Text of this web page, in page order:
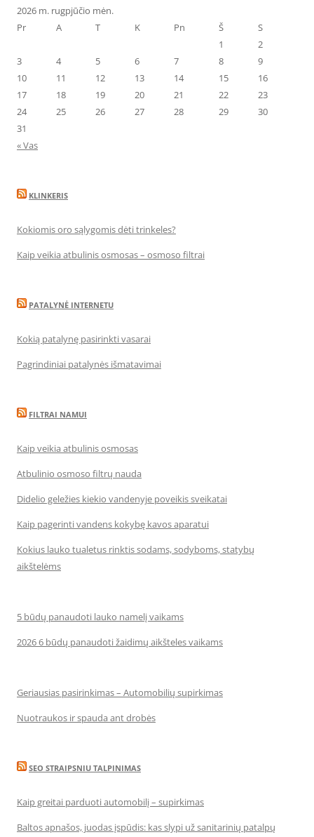
2026 m. rugpjūčio mėn.
Pr
A T K Pn Š
S
1
2
3
4 5 6 7 8
9
10
11 12 13 14 15
16
17
18 19 20 21 22
23
24
25 26 27 28 29
30
31
« Vas
KLINKERIS
Kokiomis oro sąlygomis dėti trinkeles?
Kaip veikia atbulinis osmosas – osmoso filtrai
PATALYNĖ INTERNETU
Kokią patalynę pasirinkti vasarai
Pagrindiniai patalynės išmatavimai
FILTRAI NAMUI
Kaip veikia atbulinis osmosas
Atbulinio osmoso filtrų nauda
Didelio geležies kiekio vandenyje poveikis sveikatai
Kaip pagerinti vandens kokybę kavos aparatui
Kokius lauko tualetus rinktis sodams, sodyboms, statybų
aikštelėms
5 būdų panaudoti lauko namelį vaikams
2026 6 būdų panaudoti žaidimų aikšteles vaikams
Geriausias pasirinkimas – Automobilių supirkimas
Nuotraukos ir spauda ant drobės
SEO STRAIPSNIU TALPINIMAS
Kaip greitai parduoti automobilį – supirkimas
Baltos apnašos, juodas įspūdis: kas slypi už sanitarinių patalpų